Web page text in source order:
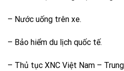
– Nước uống trên xe.
– Bảo hiểm du lịch quốc tế.
– Thủ tục XNC Việt Nam –